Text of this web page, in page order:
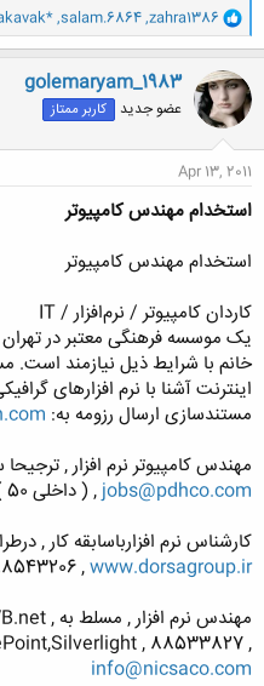
و
ا
ک
ن
ش
ه
ا
zahra1386
,
salam.6864
,
golemaryam_1983
عضو جدید کاربر ممتاز
Apr 13, 2011
استخدام مهندس کامپیوتر
استخدام مهندس کامپیوتر
کاردان کامپیوتر / نرم‌افزار / IT
یک موسسه فرهنگی معتبر در
مستندسازی ارسال رزومه به:
مهندس کامپیوتر نرم افزار ,
jobs@pdhco.com, ( داخلی 50 ) 66042700
,www.dorsagroup.ir
, 88533827 ,
info@nicsaco.com